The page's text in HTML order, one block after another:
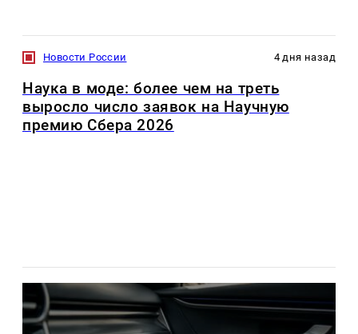
Новости России 4 дня назад
Наука в моде: более чем на треть
выросло число заявок на Научную
премию Сбера 2026